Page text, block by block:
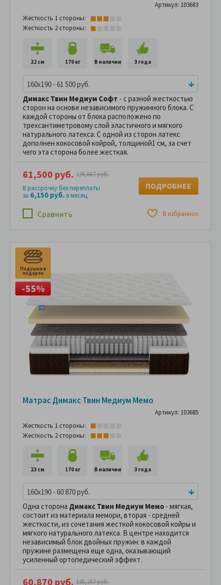
Артикул: 103683
Жесткость 1 стороны:
Жесткость 2 стороны:
22 см 170 кг В наличии 3 года
160x190 - 61 500 руб.
Димакс Твин Медиум Софт - с разной жесткостью
сторон на основе независимого пружинного блока. С
каждой стороны от блока расположено по
трехсантиметровому слой эластичного и мягкого
натурального латекса. С одной из сторон латекс
дополнен кокосовой койрой, толщиной1 см, за счет
чего эта сторона более жесткая.
Сравнить В избранное
61,500 руб. 136,667 руб.
В рассрочку без переплаты
за 6,150 руб.в месяц
ПОДРОБНЕЕ
Подушка в
подарок
-55%
Матрас Димакс Твин Медиум Мемо
Артикул: 103685
Жесткость 1 стороны:
Жесткость 2 стороны:
23 см 170 кг В наличии 3 года
160x190 - 60 870 руб.
Одна сторона Димакс Твин Медиум Мемо - мягкая,
состоит из материала мемори, вторая - средней
жесткости, из сочетания жесткой кокосовой койры и
мягкого натурального латекса. В центре находится
независимый блок двойных пружин: в каждой
пружине размещена еще одна, оказывающий
усиленный ортопедический эффект.
60,870 руб. 135,267 руб.